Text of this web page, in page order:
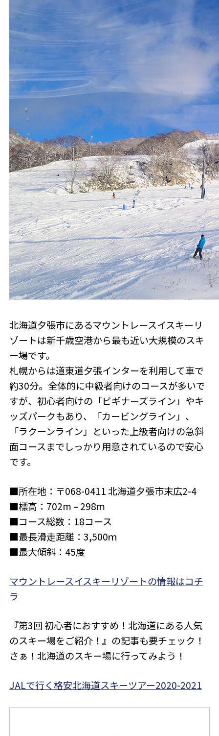
北海道夕張市にあるマウントレースイスキーリ
ゾートは新千歳空港から最も近い大規模のスキ
ー場です。
札幌からは道東道夕張インターを利用して車で
約30分。全体的に中級者向けのコースが多いで
すが、初心者向けの「ビギナーズライン」やキ
ッズパークもあり、「カービングライン」、
「ラクーンライン」といった上級者向けの急斜
面コースまでしっかり用意されているので安心
です。
■所在地：〒068-0411 北海道夕張市末広2-4
■標高：702m – 298m
■コース総数：18コース
■最長滑走距離：3,500ｍ
■最大傾斜：45度
マウントレースイスキーリゾートの情報はコチ
ラ
『第3回 初心者におすすめ！北海道にある人気
のスキー場をご紹介！』の記事も要チェック！
さぁ！北海道のスキー場に行ってみよう！
JALで行く格安北海道スキーツアー2020-2021